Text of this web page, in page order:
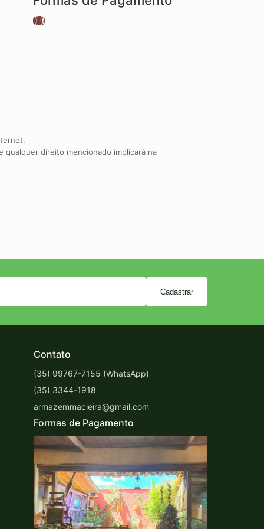
qualquer direito mencionado implicará na
Cadastrar
Contato
(35) 99767-7155 (WhatsApp)
(35) 3344-1918
armazemmacieira@gmail.com
Formas de Pagamento